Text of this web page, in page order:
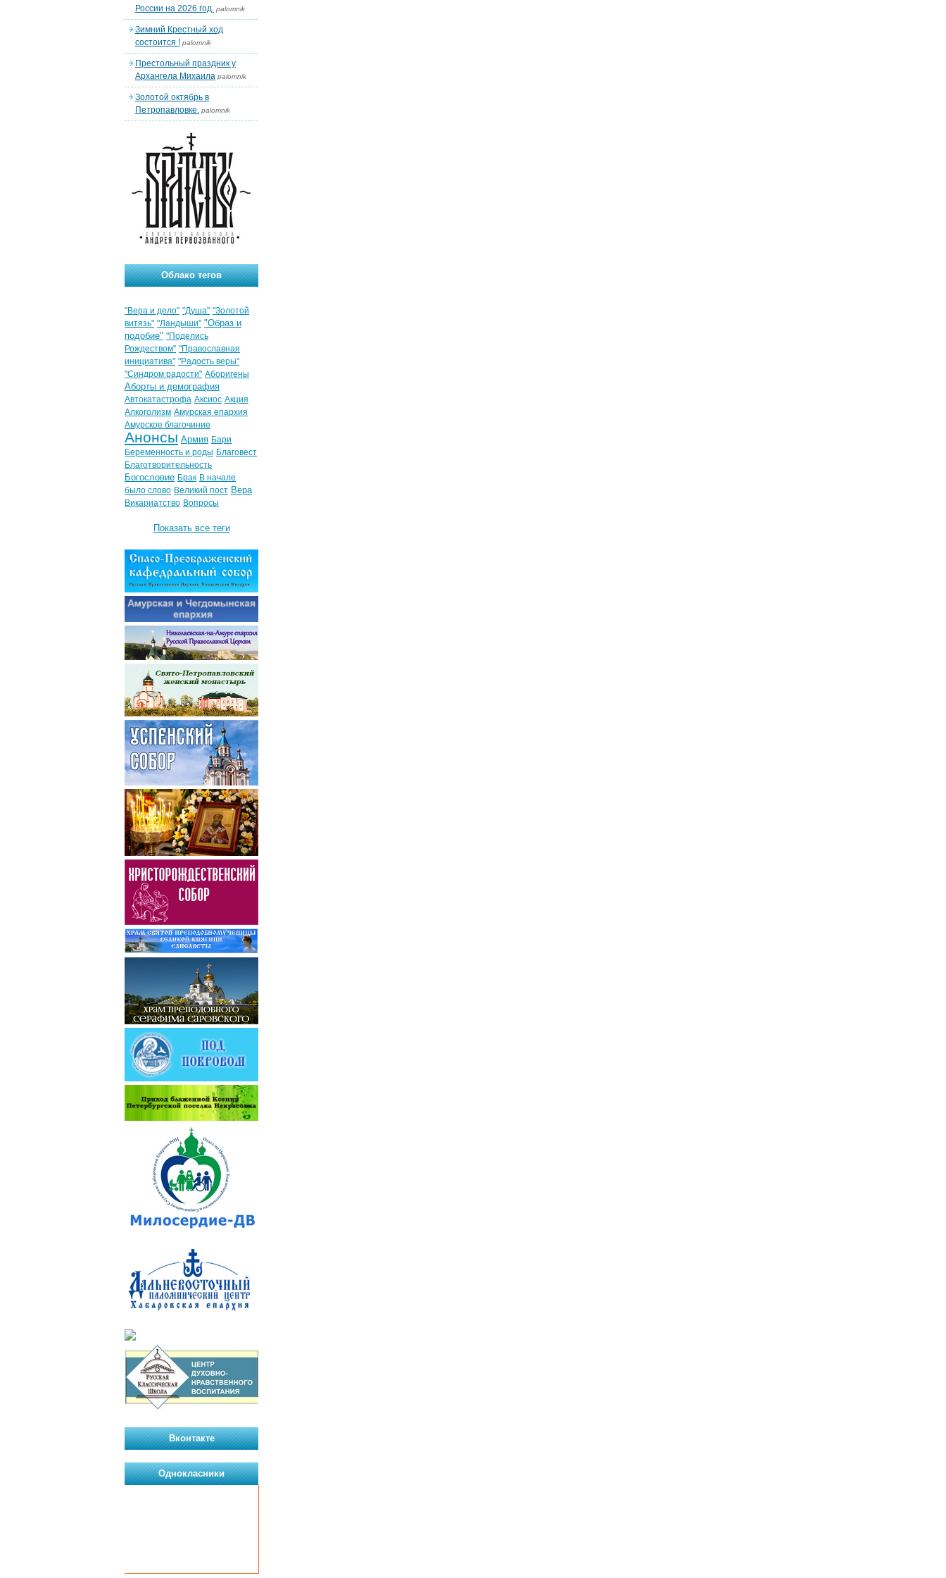
России на 2026 год. palomnik
Зимний Крестный ход
состоится ! palomnik
Престольный праздник у
Архангела Михаила palomnik
Золотой октябрь в
Петропавловке. palomnik
Облако тегов
"Вера и дело" "Душа" "Золотой
витязь" "Ландыши" "Образ и
подобие" "Поделись
Рождеством" "Православная
инициатива" "Радость веры"
"Синдром радости" Аборигены
Аборты и демография
Автокатастрофа Аксиос Акция
Алкоголизм Амурская епархия
Амурское благочиние
Анонсы Армия Бари
Беременность и роды Благовест
Благотворительность
Богословие Брак В начале
было слово Великий пост Вера
Викариатство Вопросы
Показать все теги
Вконтакте
Однокласники